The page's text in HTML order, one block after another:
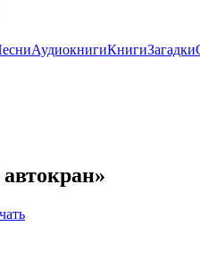
АудиокнигиКнигиЗагадки